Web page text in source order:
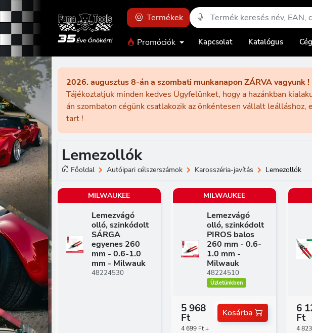
Termékek
Promóciók Kapcsolat Katalógus
2026. augusztus 8-án a szombati munkanapon ZÁRVA vagyunk !
Tájékoztatjuk minden kedves Ügyfelünket, hogy a hazánkban
án szombaton cégünk csatlakozik az önkéntesen vállalt
tart !
Lemezollók
Főoldal Autóipari célszerszámok Karosszéria-javítás Lemezollók
MILWAUKEE
Lemezvágó
olló, szinkódolt
SÁRGA
egyenes 260
mm - 0.6-1.0
mm - Milwauk
48224530
MILWAUKEE
Lemezvágó
olló, szinkódolt
PIROS balos
260 mm - 0.6-
1.0 mm -
Milwauk
48224510
Üzletünkben
5 968
Ft
4 699 Ft +
Kosárba 6
Ft
4